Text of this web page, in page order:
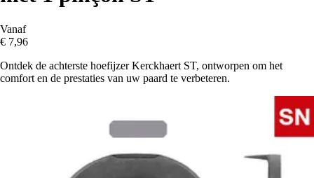
Vanaf
€ 7,96
Ontdek de achterste hoefijzer Kerckhaert ST, ontworpen om het
comfort en de prestaties van uw paard te verbeteren.